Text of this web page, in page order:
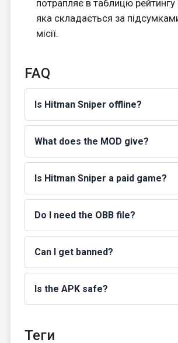
потрапляє в таблицю рейтингу
яка складається за
місії.
FAQ
Is Hitman Sniper offline?
What does the MOD give?
Is Hitman Sniper a paid game?
Do I need the OBB file?
Can I get banned?
Is the APK safe?
Теги